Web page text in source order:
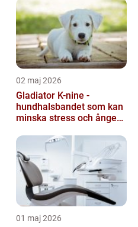
02 maj 2026
Gladiator K-nine -
hundhalsbandet som kan
minska stress och ångest
01 maj 2026